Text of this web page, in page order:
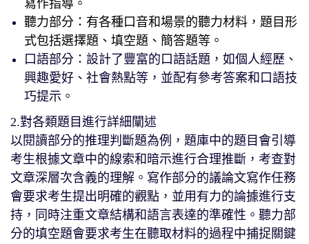
寫作指導。
聽力部分：有各種口音和場景的聽力材料，題目形
式包括選擇題、填空題、簡答題等。
口語部分：設計了豐富的口語話題，如個人經歷、
興趣愛好、社會熱點等，並配有參考答案和口語技
巧提示。
2.對各類題目進行詳細闡述
以閱讀部分的推理判斷題為例，題庫中的題目會引導
考生根據文章中的線索和暗示進行合理推斷，考查對
文章深層次含義的理解。寫作部分的議論文寫作任務
會要求考生提出明確的觀點，並用有力的論據進行支
持，同時注重文章結構和語言表達的準確性。聽力部
分的填空題會要求考生在聽取材料的過程中捕捉關鍵